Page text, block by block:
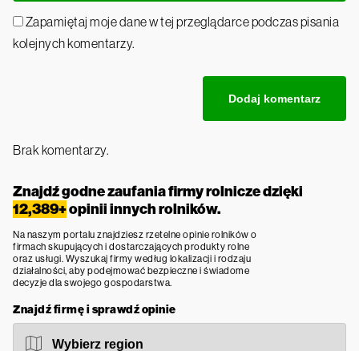
Zapamiętaj moje dane w tej przeglądarce podczas pisania
kolejnych komentarzy.
Brak komentarzy.
Znajdź godne zaufania firmy rolnicze dzięki
12,389+opinii innych rolników.
Na naszym portalu znajdziesz rzetelne opinie rolników o
firmach skupujących i dostarczających produkty rolne
oraz usługi. Wyszukaj firmy według lokalizacji i rodzaju
działalności, aby podejmować bezpieczne i świadome
decyzje dla swojego gospodarstwa.
Znajdź firmę i sprawdź opinie